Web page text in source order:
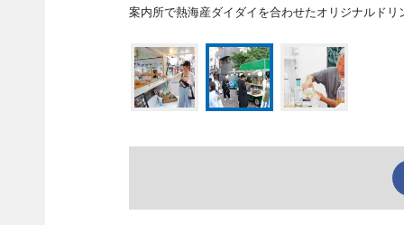
案内所で熱海産ダイダイを合わせたオリジナルドリ